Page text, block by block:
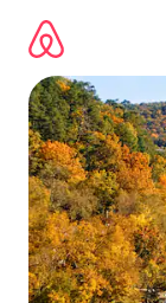
Inhalten
springen